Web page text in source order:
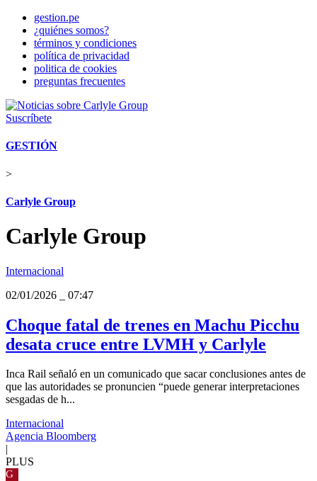
gestion.pe
¿quiénes somos?
términos y condiciones
política de privacidad
politica de cookies
preguntas frecuentes
Suscríbete
GESTIÓN
>
Carlyle Group
Carlyle Group
Internacional
02/01/2026
07:47
Choque fatal de trenes en Machu Picchu
desata cruce entre LVMH y Carlyle
Inca Rail señaló en un comunicado que sacar conclusiones antes de
que las autoridades se pronuncien “puede generar interpretaciones
sesgadas de h...
Internacional
Agencia Bloomberg
PLUS
G